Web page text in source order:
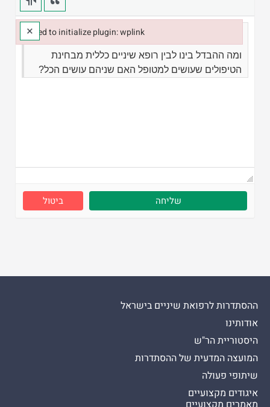
ביטול
ההסתדרות לרפואת שיניים בישראל
אודותינו
היסטוריית הר"ש
המועצה המדעית של ההסתדרות
שיתופי פעולה
איגודים מקצועיים
Failed to initialize plugin: wplink
×
Failed to initialize plugin: wplink